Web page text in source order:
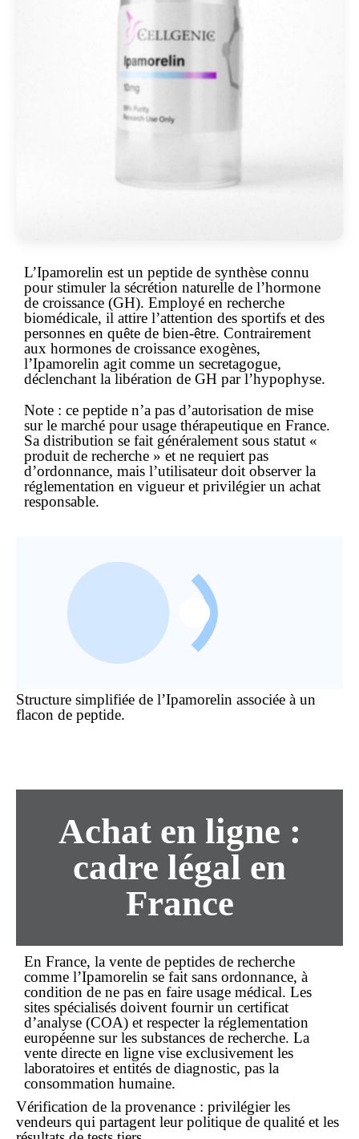
L’Ipamorelin est un peptide de synthèse connu
pour stimuler la sécrétion naturelle de l’hormone
de croissance (GH). Employé en recherche
biomédicale, il attire l’attention des sportifs et des
personnes en quête de bien-être. Contrairement
aux hormones de croissance exogènes,
l’Ipamorelin agit comme un secretagogue,
déclenchant la libération de GH par l’hypophyse.
Note : ce peptide n’a pas d’autorisation de mise
sur le marché pour usage thérapeutique en France.
Sa distribution se fait généralement sous statut «
produit de recherche » et ne requiert pas
d’ordonnance, mais l’utilisateur doit observer la
réglementation en vigueur et privilégier un achat
responsable.
Structure simplifiée de l’Ipamorelin associée à un
flacon de peptide.
Achat en ligne :
cadre légal en
France
En France, la vente de peptides de recherche
comme l’Ipamorelin se fait sans ordonnance, à
condition de ne pas en faire usage médical. Les
sites spécialisés doivent fournir un certificat
d’analyse (COA) et respecter la réglementation
européenne sur les substances de recherche. La
vente directe en ligne vise exclusivement les
laboratoires et entités de diagnostic, pas la
consommation humaine.
Vérification de la provenance : privilégier les
vendeurs qui partagent leur politique de qualité et les